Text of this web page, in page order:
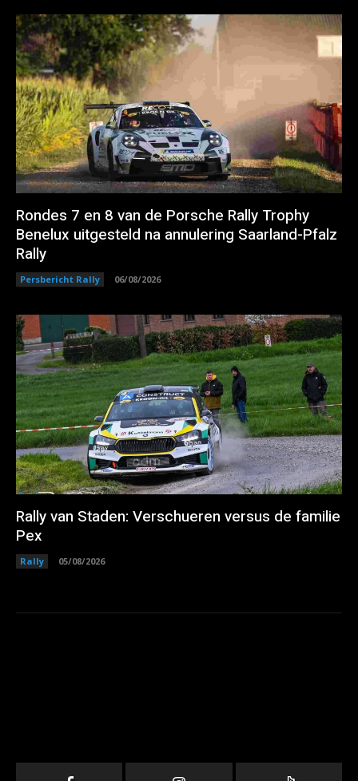
Rondes 7 en 8 van de Porsche Rally Trophy
Benelux uitgesteld na annulering Saarland-Pfalz
Rally
Persbericht Rally 06/08/2026
Rally van Staden: Verschueren versus de familie
Pex
Rally 05/08/2026